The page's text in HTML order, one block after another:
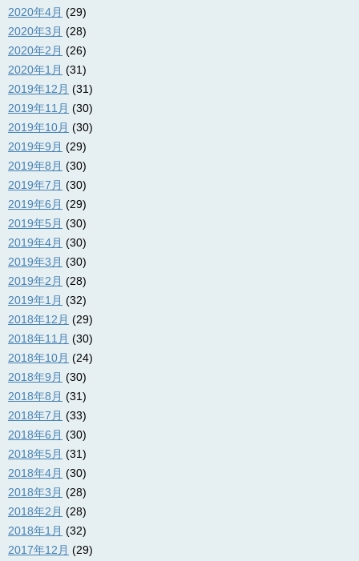
2020年4月 (29)
2020年3月 (28)
2020年2月 (26)
2020年1月 (31)
2019年12月 (31)
2019年11月 (30)
2019年10月 (30)
2019年9月 (29)
2019年8月 (30)
2019年7月 (30)
2019年6月 (29)
2019年5月 (30)
2019年4月 (30)
2019年3月 (30)
2019年2月 (28)
2019年1月 (32)
2018年12月 (29)
2018年11月 (30)
2018年10月 (24)
2018年9月 (30)
2018年8月 (31)
2018年7月 (33)
2018年6月 (30)
2018年5月 (31)
2018年4月 (30)
2018年3月 (28)
2018年2月 (28)
2018年1月 (32)
2017年12月 (29)